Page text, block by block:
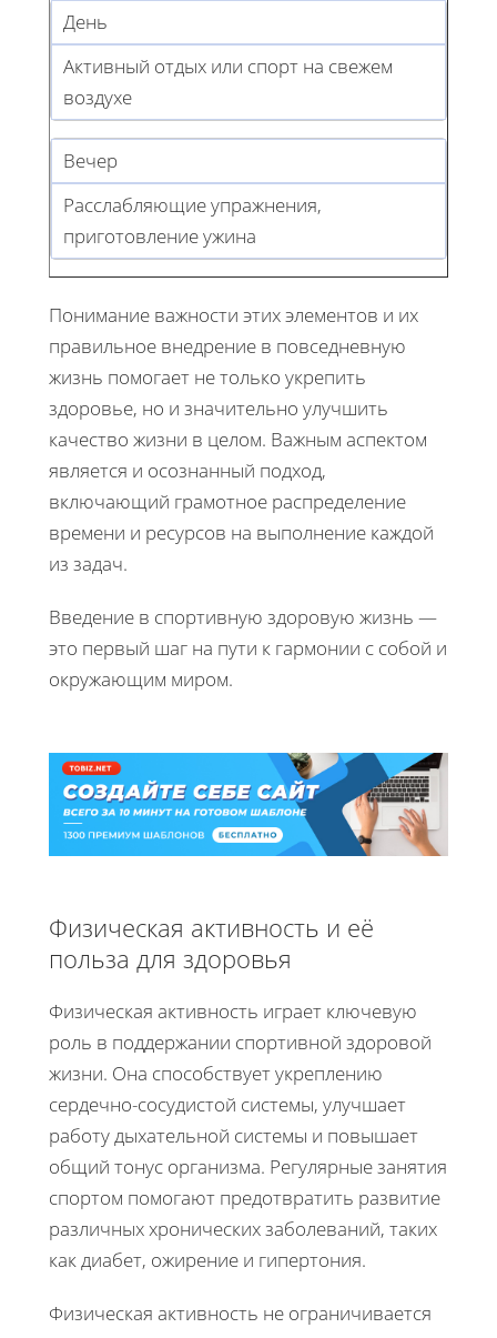
День
Активный отдых или спорт на свежем
воздухе
Вечер
Расслабляющие упражнения,
приготовление ужина
Понимание важности этих элементов и их
правильное внедрение в повседневную
жизнь помогает не только укрепить
здоровье, но и значительно улучшить
качество жизни в целом. Важным аспектом
является и осознанный подход,
включающий грамотное распределение
времени и ресурсов на выполнение каждой
из задач.
Введение в спортивную здоровую жизнь —
это первый шаг на пути к гармонии с собой и
окружающим миром.
Физическая активность и её
польза для здоровья
Физическая активность играет ключевую
роль в поддержании спортивной здоровой
жизни. Она способствует укреплению
сердечно-сосудистой системы, улучшает
работу дыхательной системы и повышает
общий тонус организма. Регулярные занятия
спортом помогают предотвратить развитие
различных хронических заболеваний, таких
как диабет, ожирение и гипертония.
Физическая активность не ограничивается